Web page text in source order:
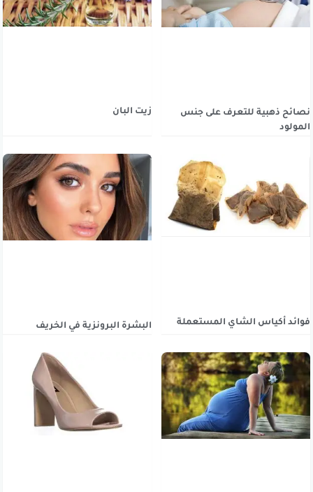
نصائح ذهبية للتعرف على جنس
المولود
زيت البان
فوائد أكياس الشاي المستعملة البشرة البرونزية في الخريف